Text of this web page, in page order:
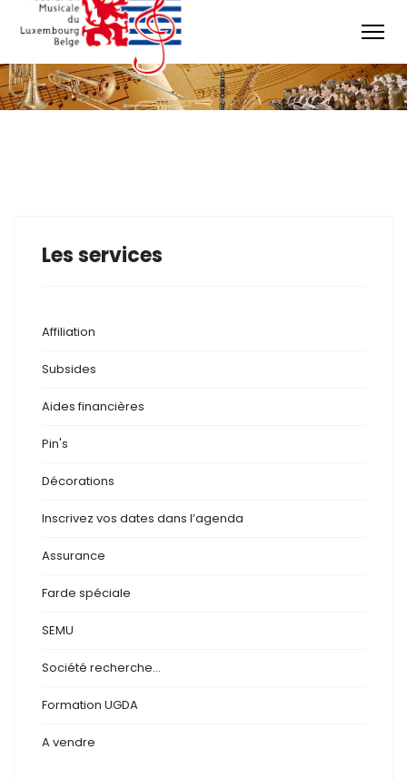
Les services
Affiliation
Subsides
Aides financières
Pin's
Décorations
Inscrivez vos dates dans l’agenda
Assurance
Farde spéciale
SEMU
Société recherche...
Formation UGDA
A vendre